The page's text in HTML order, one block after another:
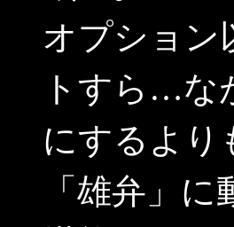
オプション
トすら…な
にするより
「雄弁」